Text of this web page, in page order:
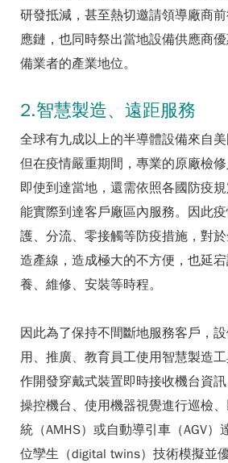
研發抵減，甚至熱切邀請領導廠商
應鏈，也同時祭出當地設備供應商
備業者的產業地位。
2.智慧製造、遠距服務
全球有九成以上的半導體設備來自
但在疫情嚴重期間，專業的原廠檢
即使到達當地，還需依照各國防疫
能實際到達客戶廠區內服務。因此
護、分流、零接觸等防疫措施，對
造產線，造成極大的不方便，也延
養、維修、安裝等時程。
因此為了保持不間斷地服務客戶，
用、推廣、教育員工使用智慧製造
作開發穿戴式裝置即時接收機台資
操控機台、使用機器視覺進行巡檢
統（AMHS）或自動導引車（AGV
位孿生（digital twins）技術模擬並